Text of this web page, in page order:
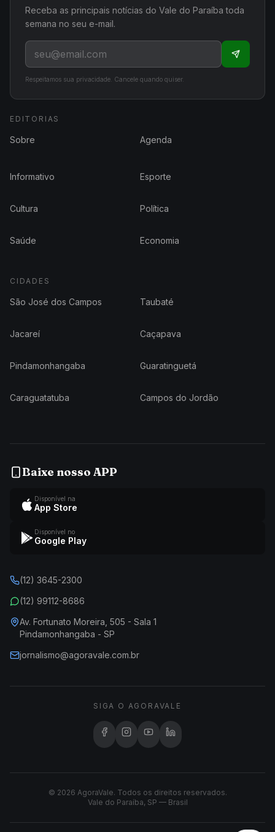
Receba as principais notícias do Vale do Paraíba toda
semana no seu e-mail.
Respeitamos sua privacidade. Cancele quando quiser.
EDITORIAS
Sobre Agenda
Informativo Esporte
Cultura Política
Saúde Economia
CIDADES
São José dos Campos Taubaté
Jacareí Caçapava
Pindamonhangaba Guaratinguetá
Caraguatatuba Campos do Jordão
Baixe nosso APP
Disponível na
App Store
Disponível no
Google Play
(12) 3645-2300
(12) 99112-8686
Av. Fortunato Moreira, 505 - Sala 1
Pindamonhangaba - SP
jornalismo@agoravale.com.br
SIGA O AGORAVALE
© 2026 AgoraVale. Todos os direitos reservados.
Vale do Paraíba, SP — Brasil